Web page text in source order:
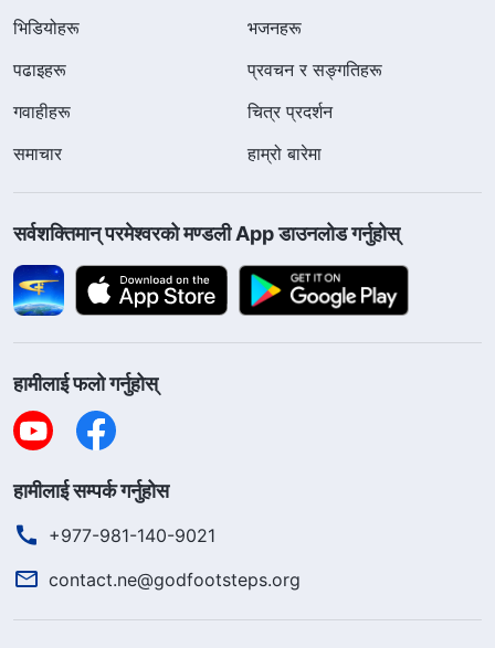
भिडियोहरू
भजनहरू
पढाइहरू
प्रवचन र सङ्गतिहरू
गवाहीहरू
चित्र प्रदर्शन
समाचार
हाम्रो बारेमा
सर्वशक्तिमान्‌ परमेश्‍वरको मण्डली App डाउनलोड गर्नुहोस्
हामीलाई फलो गर्नुहोस्
हामीलाई सम्पर्क गर्नुहोस
+977-981-140-9021
contact.ne@godfootsteps.org